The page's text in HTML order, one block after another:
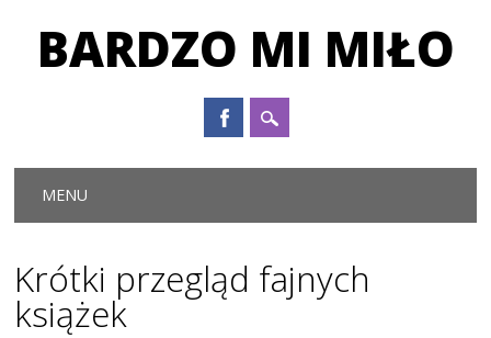
BARDZO MI MIŁO
Main menu
MENU
Krótki przegląd fajnych
książek